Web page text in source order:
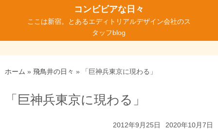
ン
ツ
へ
コンビビアな日々
ここは新宿。とあるエディトリアルデザイン会社のス
タッフblog
ホーム » 飛鳥井の日々 » 「巨神兵東京に現わる」
「巨神兵東京に現わる」
2012年9月25日 2020年10月7日